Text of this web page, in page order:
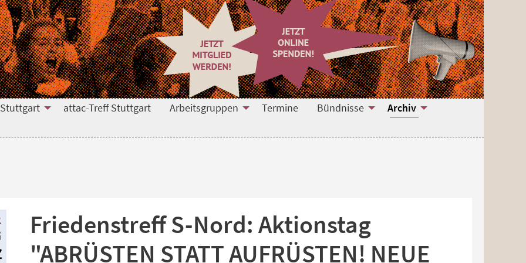
attac-Treff Stuttgart Arbeitsgruppen Termine Bündnisse
Archiv
Friedenstreff S-Nord: Aktionstag
"ABRÜSTEN STATT AUFRÜSTEN! NEUE